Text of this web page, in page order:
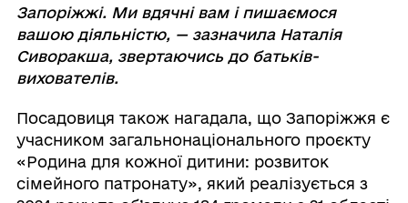
Запоріжжі. Ми вдячні вам і пишаємося
вашою діяльністю, — зазначила Наталія
Сиворакша, звертаючись до батьків-
вихователів.
Посадовиця також нагадала, що Запоріжжя є
учасником загальнонаціонального проєкту
«Родина для кожної дитини: розвиток
сімейного патронату», який реалізується з